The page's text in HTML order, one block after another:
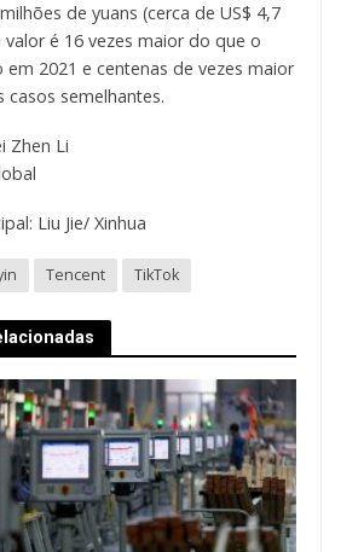
de yuans (cerca de US$ 4,7
valor é 16 vezes maior do que o
2021 e centenas de vezes maior
casos semelhantes.
Zhen Li
Liu Jie/ Xinhua
Tencent TikTok